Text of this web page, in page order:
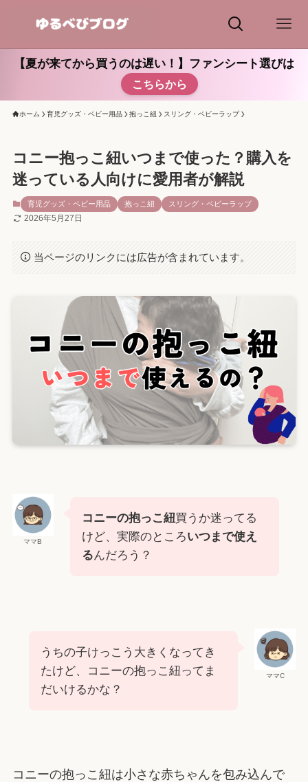
【夏が来てから買うのは遅い！】ファンシート選びは
こちらから
ホーム 育児グッズ・ベビー用品 抱っこ紐 スリング・ベビーラップ
コニー抱っこ紐いつまで使った？購入を
迷っている人向けに愛用者が解説
育児グッズ・ベビー用品 抱っこ紐 スリング・ベビーラップ
2026年5月27日
当ページのリンクには広告が含まれています。
ママB
コニーの抱っこ紐買うか迷ってる
けど、実際のところいつまで使え
るんだろう？
ママC
うちの子けっこう大きくなってき
たけど、コニーの抱っこ紐ってま
だいけるかな？
コニーの抱っこ紐は小さな赤ちゃんを包み込んで